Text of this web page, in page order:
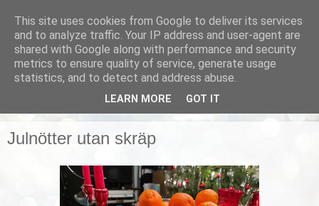
Smarta vardagstips
Husmorstips, tricks och knep, smarta lösningar!
Julnötter utan skräp
This site uses cookies from Google to deliver its services
and to analyze traffic. Your IP address and user-agent are
shared with Google along with performance and security
metrics to ensure quality of service, generate usage
statistics, and to detect and address abuse.
LEARN MORE GOT IT